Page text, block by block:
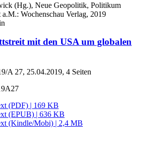
(Hg.), Neue Geopolitik, Politikum
Wochenschau Verlag, 2019
mit den USA um globalen
A 27, 25.04.2019, 4 Seiten
(PDF) | 169 KB
(EPUB) | 636 KB
(Kindle/Mobi) | 2,4 MB